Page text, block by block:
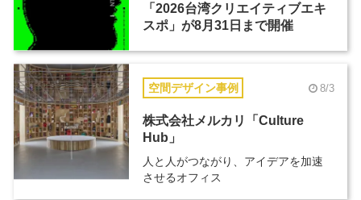
「2026台湾クリエイティブエキ
スポ」が8月31日まで開催
空間デザイン事例 8/3
株式会社メルカリ「Culture
Hub」
人と人がつながり、アイデアを加速
させるオフィス